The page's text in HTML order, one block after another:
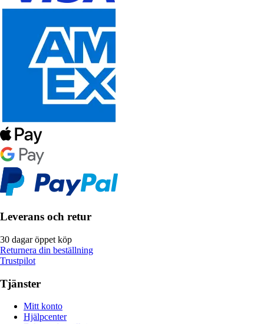
Leverans och retur
30 dagar öppet köp
Returnera din beställning
Trustpilot
Tjänster
Mitt konto
Hjälpcenter